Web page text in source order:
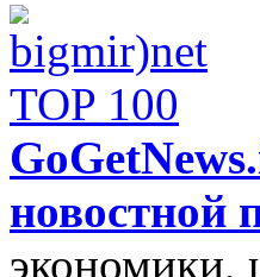
новостной
экономики,